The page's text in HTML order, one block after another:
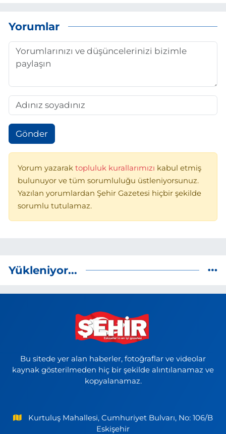
Yorumlar
Gönder
Yorum yazarak topluluk kurallarımızı kabul etmiş
bulunuyor ve tüm sorumluluğu üstleniyorsunuz.
Yazılan yorumlardan Şehir Gazetesi hiçbir şekilde
sorumlu tutulamaz.
Yükleniyor...
Bu sitede yer alan haberler, fotoğraflar ve videolar
kaynak gösterilmeden hiç bir şekilde alıntılanamaz ve
kopyalanamaz.
Kurtuluş Mahallesi, Cumhuriyet Bulvarı, No: 106/B
Eskişehir